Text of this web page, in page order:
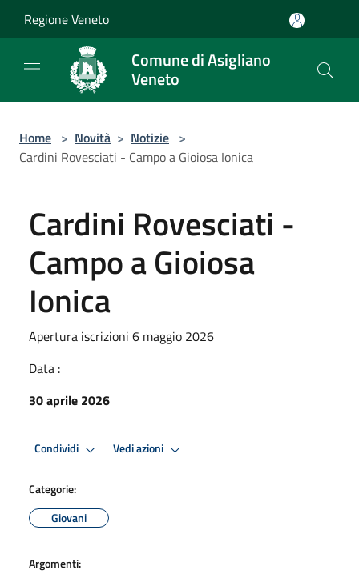
Regione Veneto
Comune di Asigliano
Veneto
Home > Novità > Notizie >
Cardini Rovesciati - Campo a Gioiosa Ionica
Cardini Rovesciati -
Campo a Gioiosa
Ionica
Apertura iscrizioni 6 maggio 2026
Data :
30 aprile 2026
Condividi Vedi azioni
Categorie:
Giovani
Argomenti: